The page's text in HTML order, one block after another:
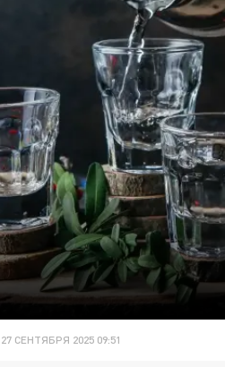
27 СЕНТЯБРЯ 2025 09:51